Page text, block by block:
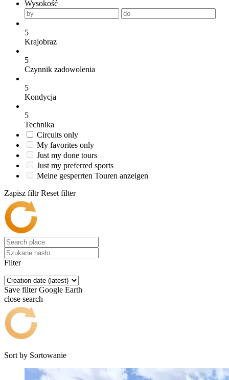
Wysokość
5
Krajobraz
5
Czynnik zadowolenia
5
Kondycja
5
Technika
Circuits only
My favorites only
Just my done tours
Just my preferred sports
Meine gesperrten Touren anzeigen
Zapisz filtr Reset filter
Filter
Save filter Google Earth
close search
Sort by Sortowanie